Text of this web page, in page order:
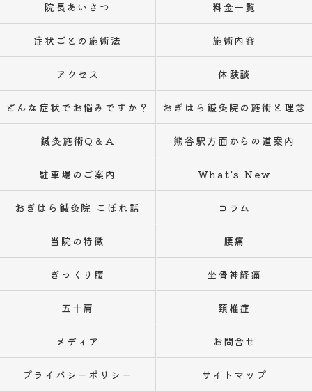
院長あいさつ 料金一覧
症状ごとの施術法 施術内容
アクセス 体験談
どんな症状でお悩みですか？ おぎはら鍼灸院の施術と理念
鍼灸施術Q＆A 熊谷駅方面からの道案内
駐車場のご案内 What's New
おぎはら鍼灸院 こぼれ話 コラム
当院の特徴 腰痛
ぎっくり腰 坐骨神経痛
五十肩 頚椎症
メディア お問合せ
プライバシーポリシー サイトマップ